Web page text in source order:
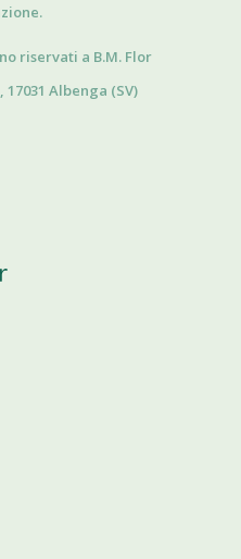
riservati a B.M. Flor
17031 Albenga (SV)